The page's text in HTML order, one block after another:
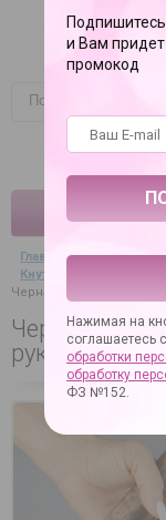
Главная → Секс-
Кнуты, плётки, хлысты
Черная кожаная плеть с
Черная
рукоятью -
и Вам
промокод
Нажимая на
соглашаетесь
обработки
обработку
ФЗ №152.